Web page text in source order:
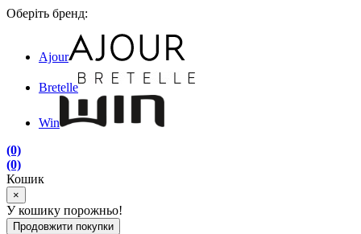
Оберіть бренд:
Ajour
Bretelle
Win
(0)
(0)
Кошик
×
У кошику порожньо!
Продовжити покупки